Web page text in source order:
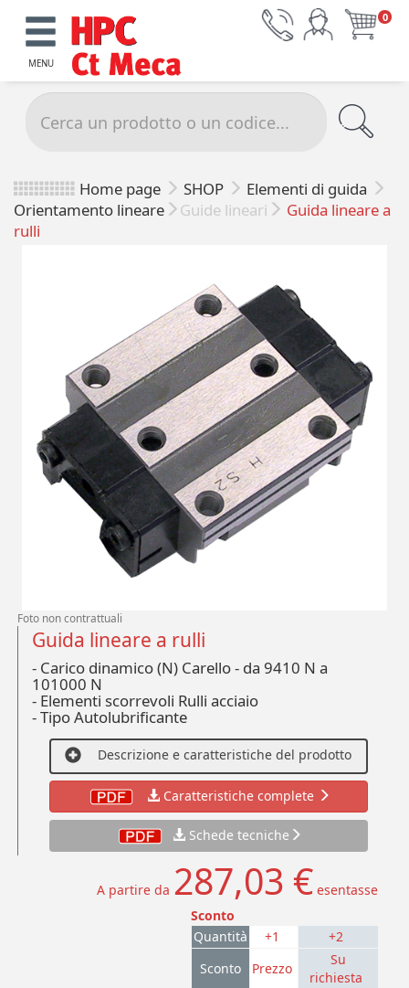
MENU
0
Home page SHOP
Elementi di guida
Orientamento lineare
Guide lineari
Guida lineare a
rulli
Foto non contrattuali
Guida lineare a rulli
- Carico dinamico (N) Carello - da 9410 N a
101000 N
- Elementi scorrevoli Rulli acciaio
-Tipo Autolubrificante
Descrizione e caratteristiche del prodotto
Caratteristiche complete
Schede tecniche
A partire da 287,03 € esentasse
Sconto
Quantità
+1
+2
Sconto
Prezzo
Su
richiesta